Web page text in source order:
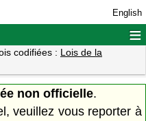
English
≡
codifiées : Lois de la
non officielle.
veuillez vous reporter à